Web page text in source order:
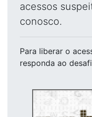
acessos
conosco.
Para liberar o
responda ao